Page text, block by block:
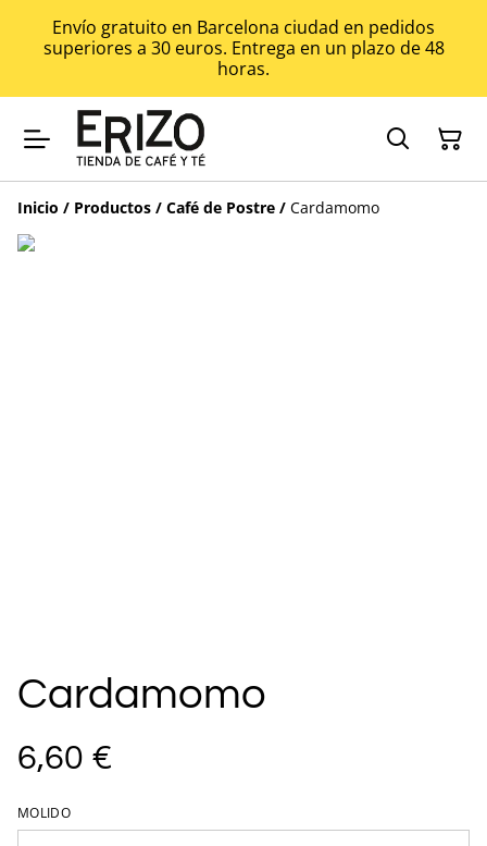
Envío gratuito en Barcelona ciudad en pedidos
superiores a 30 euros. Entrega en un plazo de 48
horas.
Inicio / Productos / Café de Postre / Cardamomo
Cardamomo
6,60 €
MOLIDO